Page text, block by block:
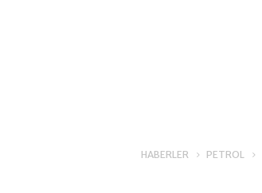
HABERLER PETROL